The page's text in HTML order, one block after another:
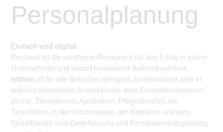
Personalplanung
Einfach und digital
Personal ist die wichtigste Ressource für den Erfolg in jedem
Unternehmen und bedarf besonderer Aufmerksamkeit.
edtime ist für alle Branchen geeignet, insbesondere aber in
arbeitszeitsensiblen Branchen wie dem Gesundheitswesen
(Ärzte, Therapeuten, Apotheken, Pflegedienste), bei
Tankstellen, in der Gastronomie, der Hotellerie und dem
Einzelhandel sind Zeiterfassung und Personaleinsatzplanung